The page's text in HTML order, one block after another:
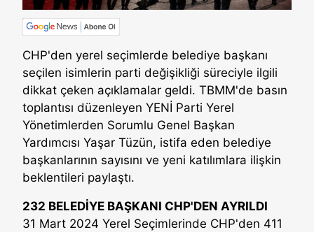
CHP'den yerel seçimlerde belediye başkanı
seçilen isimlerin parti değişikliği süreciyle ilgili
dikkat çeken açıklamalar geldi. TBMM'de basın
toplantısı düzenleyen YENİ Parti Yerel
Yönetimlerden Sorumlu Genel Başkan
Yardımcısı Yaşar Tüzün, istifa eden belediye
başkanlarının sayısını ve yeni katılımlara ilişkin
beklentileri paylaştı.
232 BELEDİYE BAŞKANI CHP'DEN AYRILDI
31 Mart 2024 Yerel Seçimlerinde CHP'den 411